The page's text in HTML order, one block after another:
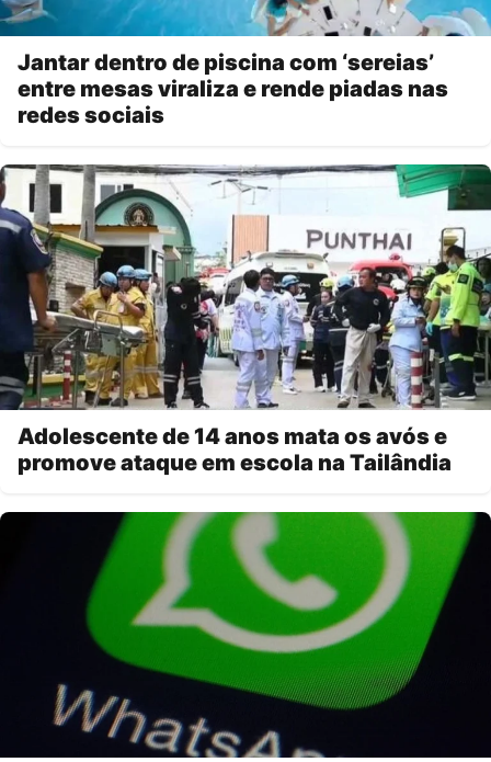
Jantar dentro de piscina com ‘sereias’
entre mesas viraliza e rende piadas nas
redes sociais
Adolescente de 14 anos mata os avós e
promove ataque em escola na Tailândia